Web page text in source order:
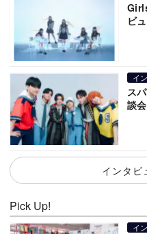
ビ
イ
ス
談会
インタビ
Pick Up!
イ